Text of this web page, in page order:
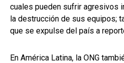
cuales pueden sufrir agresivos
la destrucción de sus equipos;
que se expulse del país a
En América Latina, la ONG